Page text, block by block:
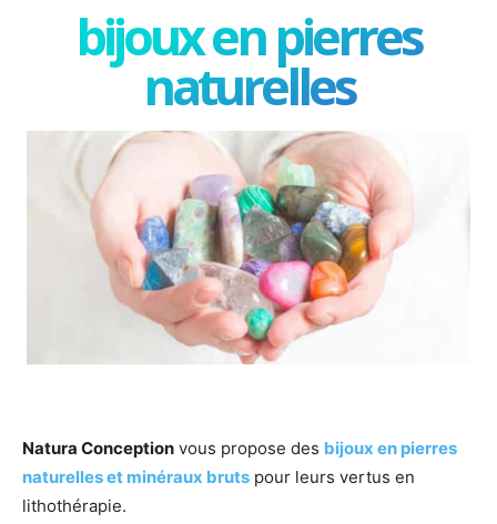
bijoux en pierres
naturelles
Natura Conception vous propose des bijoux en pierres
naturelles et minéraux bruts pour leurs vertus en
lithothérapie.